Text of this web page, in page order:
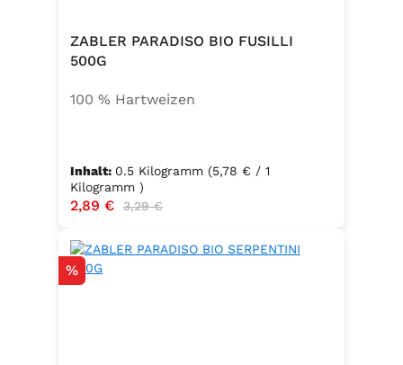
ZABLER PARADISO BIO FUSILLI
500G
100 % Hartweizen
Inhalt: 0.5 Kilogramm (5,78 € / 1
Kilogramm )
Verkaufspreis:
2,89 € Regulärer Preis:
3,29 €
Rabatt
%